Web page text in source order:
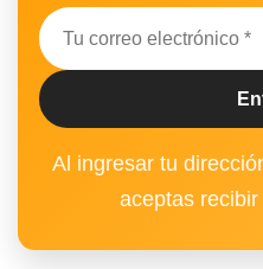
Al ingresar tu
aceptas